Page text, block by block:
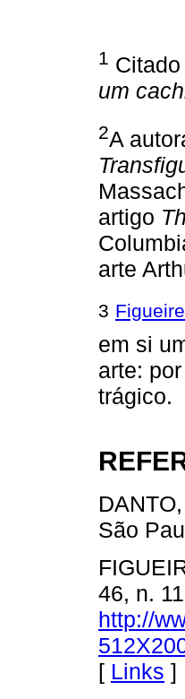
1
um
2A
artigo
arte
3
em si
arte:
trágico.
São
46, n.
http://
[ Links ]